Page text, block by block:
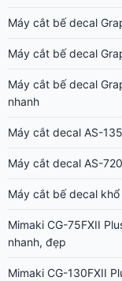
Máy cắt bế decal
Máy cắt bế decal
Máy cắt bế decal
nhanh
Máy cắt decal AS-
Máy cắt decal AS-
Máy cắt bế decal
Mimaki CG-75FXII
nhanh, đẹp
Mimaki CG-130FXII